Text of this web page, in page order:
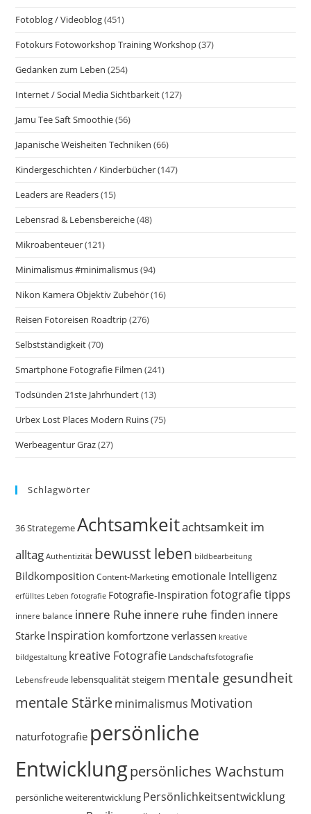
Fotoblog / Videoblog(451)
Fotokurs Fotoworkshop Training Workshop(37)
Gedanken zum Leben (254)
Internet / Social Media Sichtbarkeit(127)
Jamu Tee Saft Smoothie(56)
Japanische Weisheiten Techniken (66)
Kindergeschichten / Kinderbücher(147)
Leaders are Readers(15)
Lebensrad & Lebensbereiche(48)
Mikroabenteuer(121)
Minimalismus #minimalismus(94)
Nikon Kamera Objektiv Zubehör(16)
Reisen Fotoreisen Roadtrip(276)
Selbstständigkeit(70)
Smartphone Fotografie Filmen (241)
Todsünden 21ste Jahrhundert(13)
Urbex Lost Places Modern Ruins(75)
Werbeagentur Graz(27)
Schlagwörter
36 StrategemeAchtsamkeitachtsamkeit im
alltag Authentizität bewusst leben bildbearbeitung
Bildkomposition Content-Marketing emotionale Intelligenz
erfülltes Leben fotografie Fotografie-Inspiration fotografie tipps
innere balance innere Ruhe innere ruhe finden innere
Stärke Inspiration komfortzone verlassen kreative
bildgestaltung kreative Fotografie Landschaftsfotografie
Lebensfreude lebensqualität steigern mentale gesundheit
mentale Stärkeminimalismus Motivation
naturfotografie persönliche
Entwicklungpersönliches Wachstum
persönliche weiterentwicklung Persönlichkeitsentwicklung